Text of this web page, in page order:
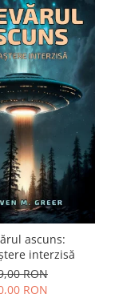
ascuns:
interzisă
RON
RON